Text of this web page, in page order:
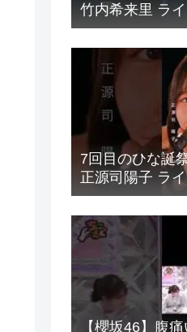
竹内希来里 ラ
#日向坂46
7回目のひな誕
正源司陽子 ラ
#日向坂46
【櫻坂46】腹